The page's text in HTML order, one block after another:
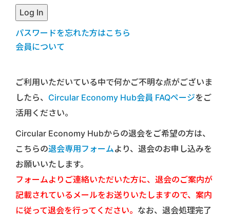
パスワードを忘れた方はこちら
会員について
ご利用いただいている中で何かご不明な点がございま
したら、 Circular Economy Hub会員 FAQページをご
活用ください。
Circular Economy Hubからの退会をご希望の方は、
こちらの退会専用フォームより、退会のお申し込みを
お願いいたします。
フォームよりご連絡いただいた方に、退会のご案内が
記載されているメールをお送りいたしますので、案内
に従って退会を行ってください。 なお、退会処理完了